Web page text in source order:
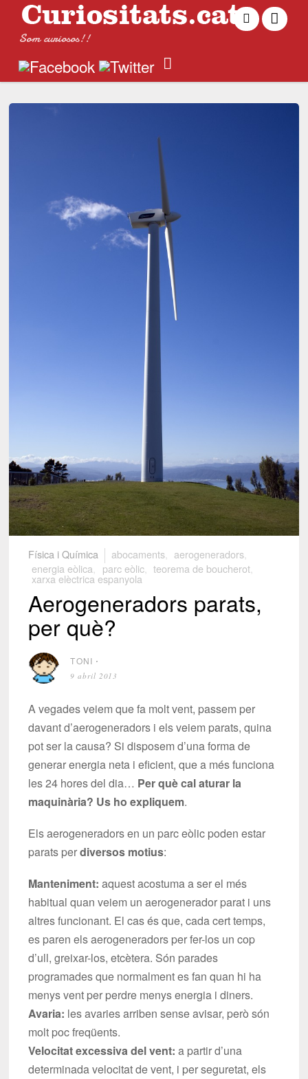
Som curiosos!!
Física i Química abocaments aerogeneradors
energia eòlica
parc eòlic, teorema de boucherot,
xarxa elèctrica espanyola
Aerogeneradors parats,
per què?
TONI ⋅
9 abril 2013
A vegades veiem que fa molt vent, passem per
davant d’aerogeneradors i els veiem parats, quina
pot ser la causa? Si disposem d’una forma de
generar energia neta i eficient, que a més funciona
les 24 hores del dia… Per què cal aturar la
maquinària? Us ho expliquem.
Els aerogeneradors en un parc eòlic poden estar
parats perdiversos motius:
Manteniment: aquest acostuma a ser el més
habitual quan veiem un aerogenerador parat i uns
altres funcionant. El cas és que, cada cert temps,
es paren els aerogeneradors per fer-los un cop
d’ull, greixar-los, etcètera. Són parades
programades que normalment es fan quan hi ha
menys vent per perdre menys energia i diners.
Avaria: les avaries arriben sense avisar, però són
molt poc freqüents.
Velocitat excessiva del vent:a partir d’una
determinada velocitat de vent, i per seguretat, els